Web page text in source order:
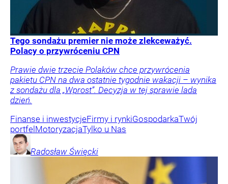
Tego sondażu premier nie może zlekceważyć.
Polacy o przywróceniu CPN
Prawie dwie trzecie Polaków chce przywrócenia
pakietu CPN na dwa ostatnie tygodnie wakacji – wynika
z sondażu dla „Wprost”. Decyzja w tej sprawie lada
dzień.
Finanse i inwestycjeFirmy i rynkiGospodarkaTwój
portfelMotoryzacjaTylko u Nas
Radosław Święcki